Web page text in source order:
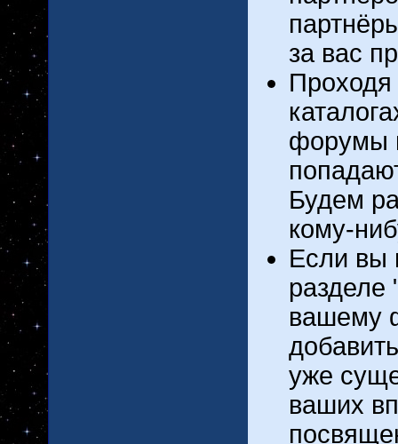
за вас
форумы
Будем
кому-
Если вы
разделе
вашему
уже
ваших